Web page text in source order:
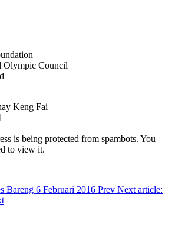
Olympic Council
Keng Fai
is being protected from spambots. You
to view it.
Bareng 6 Februari 2016 Prev Next article: